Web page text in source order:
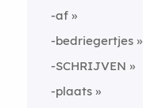
-af
-bedriegertjes
-SCHRIJVEN
-plaats